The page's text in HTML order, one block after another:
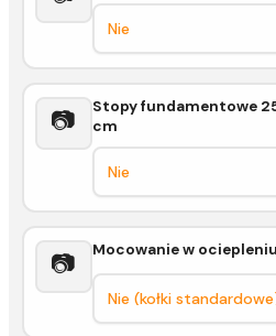
📷
Stopy fundamentowe
cm
📷 Mocowanie w ociepleniu